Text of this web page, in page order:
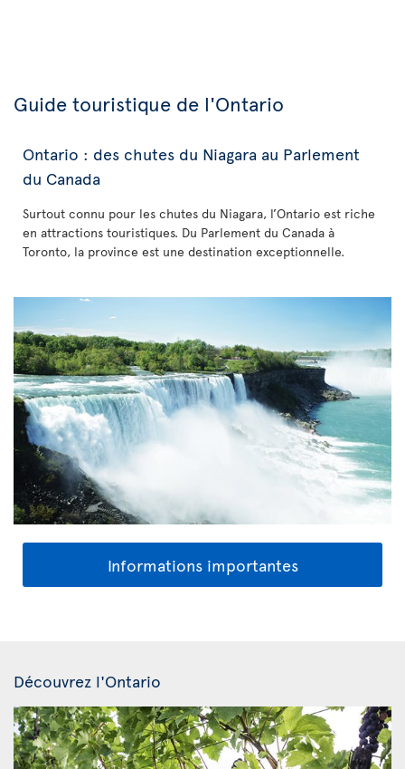
Guide touristique de l'Ontario
Ontario : des chutes du Niagara au Parlement
du Canada
Surtout connu pour les chutes du Niagara, l’Ontario est riche
en attractions touristiques. Du Parlement du Canada à
Toronto, la province est une destination exceptionnelle.
Informations importantes
Découvrez l'Ontario